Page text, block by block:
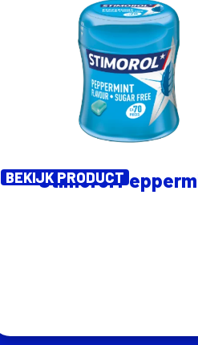
Stimorol
BEKIJK PRODUCT